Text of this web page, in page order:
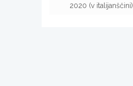
2020 (v italijanščini)